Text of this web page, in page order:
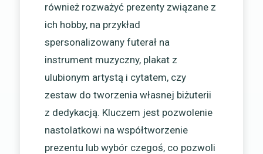
również rozważyć prezenty związane z
ich hobby, na przykład
spersonalizowany futerał na
instrument muzyczny, plakat z
ulubionym artystą i cytatem, czy
zestaw do tworzenia własnej biżuterii
z dedykacją. Kluczem jest pozwolenie
nastolatkowi na współtworzenie
prezentu lub wybór czegoś, co pozwoli